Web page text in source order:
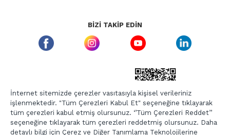
BIZI TAKIP EDIN
ETBIS GÜVEN DAMGASI
İnternet sitemizde çerezler vasıtasıyla kişisel verileriniz
işlenmektedir. "Tüm Çerezleri Kabul Et" seçeneğine tıklayarak
tüm çerezleri kabul etmiş olursunuz. ‘’Tüm Çerezleri Reddet’’
seçeneğine tıklayarak tüm çerezleri reddetmiş olursunuz. Daha
detaylı bilgi için Çerez ve Diğer Tanımlama Teknolojilerine